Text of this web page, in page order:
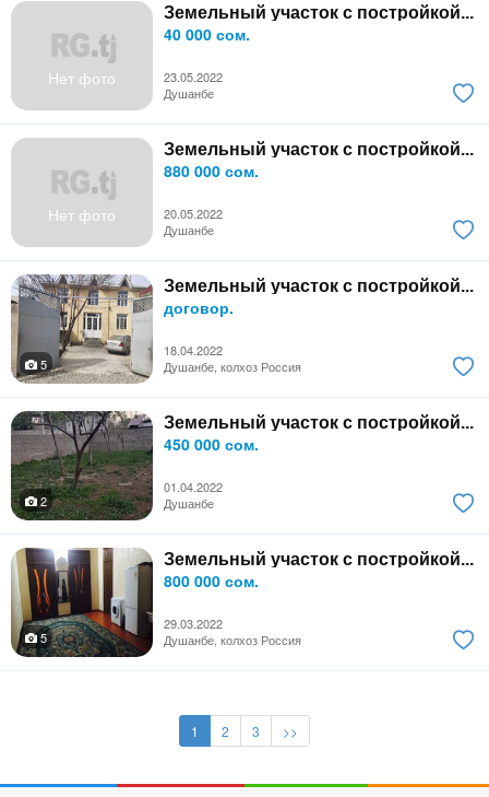
Нет фото
Земельный участок с постройкой...
40 000 сом.
23.05.2022
Душанбе
Нет фото
Земельный участок с постройкой...
880 000 сом.
20.05.2022
Душанбе
Земельный участок с постройкой...
договор.
18.04.2022
5
Душанбе, колхоз Россия
Земельный участок с постройкой...
450 000 сом.
01.04.2022
2
Душанбе
Земельный участок с постройкой...
800 000 сом.
29.03.2022
5
Душанбе, колхоз Россия
1 2 3 >>